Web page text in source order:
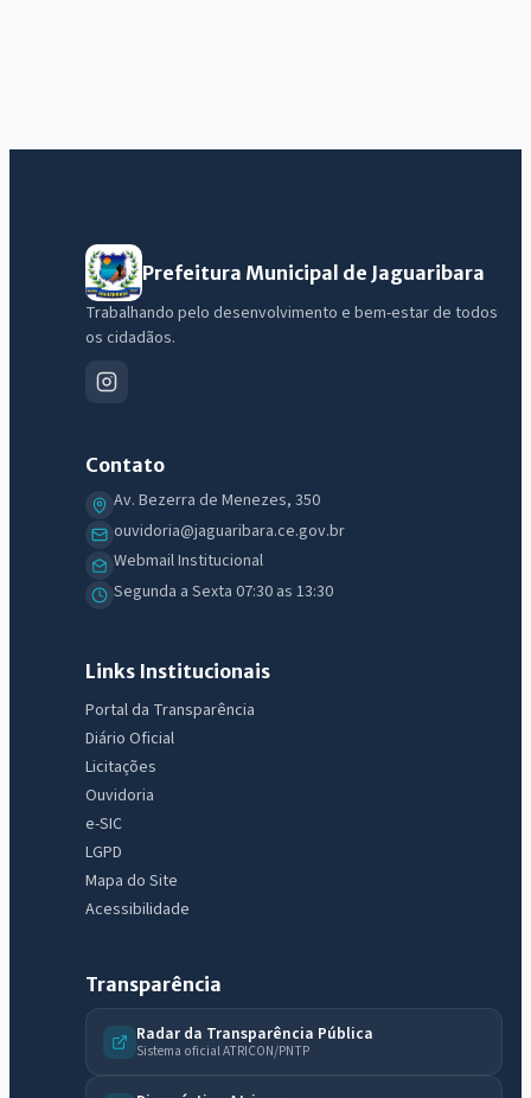
Prefeitura Municipal de Jaguaribara
Trabalhando pelo desenvolvimento e bem-estar de todos
os cidadãos.
Contato
Av. Bezerra de Menezes, 350
ouvidoria@jaguaribara.ce.gov.br
Webmail Institucional
Segunda a Sexta 07:30 as 13:30
Links Institucionais
Portal da Transparência
Diário Oficial
Licitações
Ouvidoria
e-SIC
LGPD
Mapa do Site
Acessibilidade
Transparência
Radar da Transparência Pública
Sistema oficial ATRICON/PNTP